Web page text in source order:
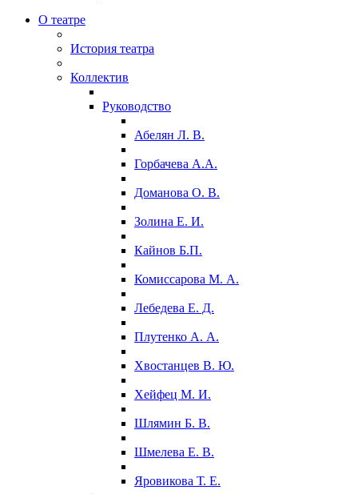
О театре
История театра
Коллектив
Руководство
Абелян Л. В.
Горбачева А.А.
Доманова О. В.
Золина Е. И.
Кайнов Б.П.
Комиссарова М. А.
Лебедева Е. Д.
Плутенко А. А.
Хвостанцев В. Ю.
Хейфец М. И.
Шлямин Б. В.
Шмелева Е. В.
Яровикова Т. Е.